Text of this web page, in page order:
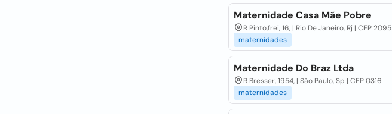
Maternidade Casa Mãe Pobre
R Pinto,frei, 16, | Rio De Janeiro, Rj | CEP 2095
maternidades
Maternidade Do Braz Ltda
R Bresser, 1954, | São Paulo, Sp | CEP 0316
maternidades